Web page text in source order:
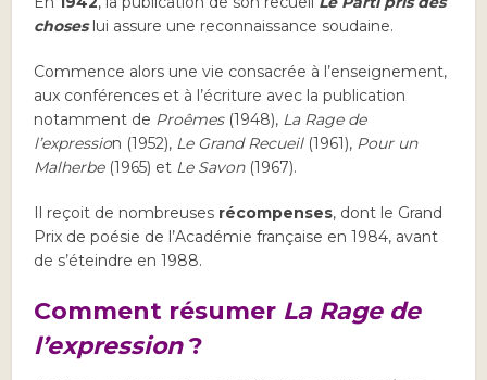
choseslui assure une reconnaissance soudaine.
Commence alors une vie consacrée à l’enseignement,
aux conférences et à l’écriture avec la publication
notamment de Proêmes(1948), La Rage de
l’expression (1952), Le Grand Recueil(1961), Pour un
Malherbe(1965) et Le Savon(1967).
Il reçoit de nombreuses récompenses, dont le Grand
Prix de poésie de l’Académie française en 1984, avant
de s’éteindre en 1988.
Comment résumer La Rage de
l’expression?